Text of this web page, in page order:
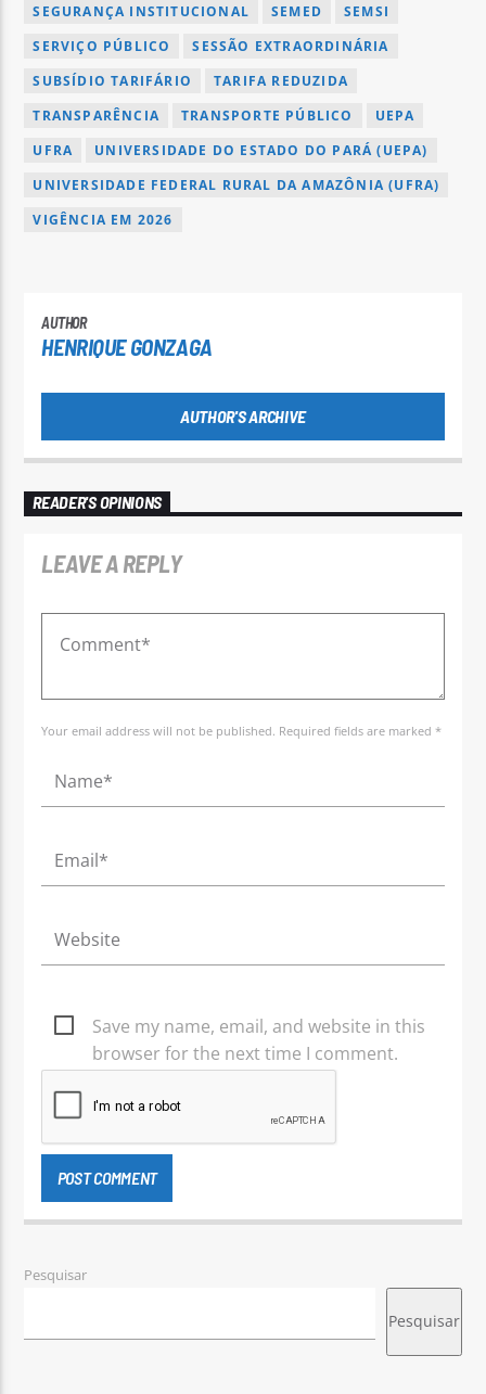
SEGURANÇA INSTITUCIONAL
SEMED
SEMSI
SERVIÇO PÚBLICO
SESSÃO EXTRAORDINÁRIA
SUBSÍDIO TARIFÁRIO
TARIFA REDUZIDA
TRANSPARÊNCIA
TRANSPORTE PÚBLICO
UEPA
UFRA
UNIVERSIDADE DO ESTADO DO PARÁ (UEPA)
UNIVERSIDADE FEDERAL RURAL DA AMAZÔNIA (UFRA)
VIGÊNCIA EM 2026
AUTHOR
HENRIQUE GONZAGA
AUTHOR'S ARCHIVE
READER'S OPINIONS
LEAVE A REPLY
Your email address will not be published. Required fields are marked *
Save my name, email, and website in this
browser for the next time I comment.
Pesquisar
Pesquisar